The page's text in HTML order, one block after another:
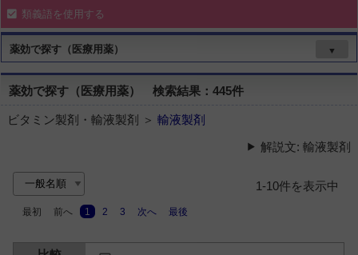
類義語を使用する
薬効で探す（医療用薬） ▼
薬効で探す（医療用薬） 検索結果：445件
ビタミン製剤・輸液製剤 ＞ 輸液製剤
解説文: 輸液製剤
1-10件を表示中
最初 前へ 1 2 3 次へ 最後